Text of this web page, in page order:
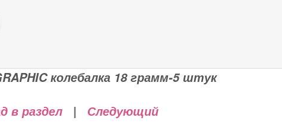
колебалка 18 грамм-5 штук
в раздел| Следующий